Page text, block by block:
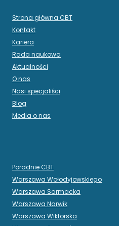
Strona główna CBT
Kontakt
Kariera
Rada naukowa
Aktualności
O nas
Nasi specjaliści
Blog
Media o nas
Poradnie CBT
Warszawa Wołodyjowskiego
Warszawa Sarmacka
Warszawa Narwik
Warszawa Wiktorska